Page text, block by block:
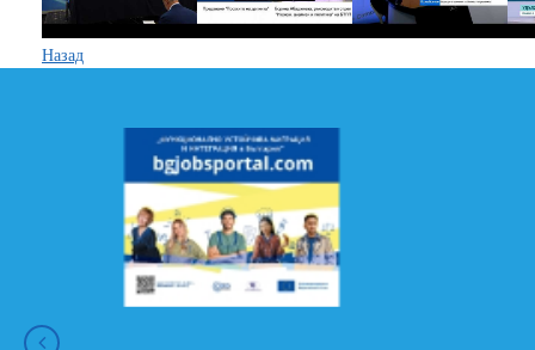
Назад